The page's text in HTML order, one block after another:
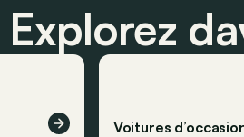
Explorez
Voitures